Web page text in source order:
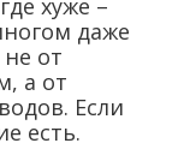
хуже –
даже
от
а от
Если
есть.